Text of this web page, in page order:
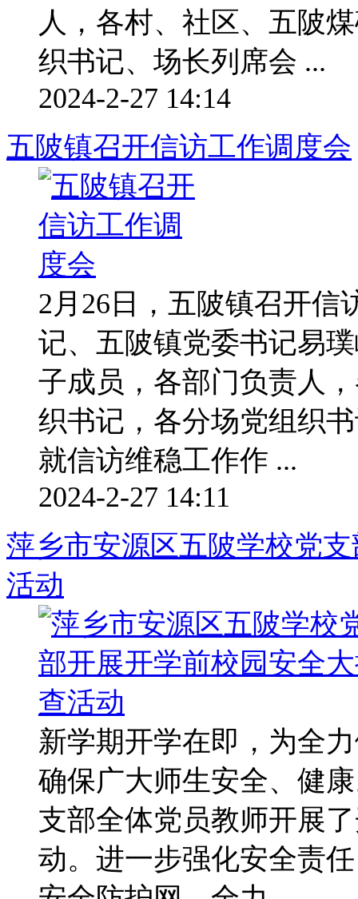
人，各村、社区、五陂
织书记、场长列席会 ...
2024-2-27 14:14
五陂镇召开信访工作调度会
2月26日，五陂镇召开信
记、五陂镇党委书记易
子成员，各部门负责人
织书记，各分场党组织
就信访维稳工作作 ...
2024-2-27 14:11
萍乡市安源区五陂学校党
活动
新学期开学在即，为全
确保广大师生安全、健
支部全体党员教师开展
动。进一步强化安全责